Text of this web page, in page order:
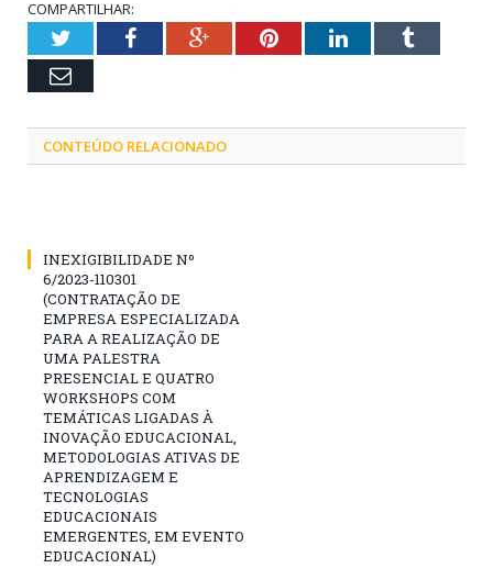
COMPARTILHAR:
TwitterFacebookGoogle+PinterestLinkedInTumblr
Email
CONTEÚDO RELACIONADO
INEXIGIBILIDADE Nº
6/2023-110301
(CONTRATAÇÃO DE
EMPRESA ESPECIALIZADA
PARA A REALIZAÇÃO DE
UMA PALESTRA
PRESENCIAL E QUATRO
WORKSHOPS COM
TEMÁTICAS LIGADAS À
INOVAÇÃO EDUCACIONAL,
METODOLOGIAS ATIVAS DE
APRENDIZAGEM E
TECNOLOGIAS
EDUCACIONAIS
EMERGENTES, EM EVENTO
EDUCACIONAL)